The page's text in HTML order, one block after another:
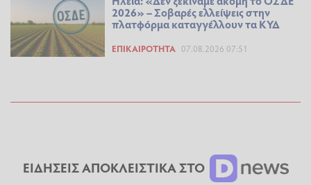
2026» – Σοβαρές ελλείψεις στην
πλατφόρμα καταγγέλλουν τα ΚΥΔ
ΕΠΙΚΑΙΡΌΤΗΤΑ 07.08.2026 07:51
ΕΙΔΗΣΕΙΣ ΑΠΟΚΛΕΙΣΤΙΚΑ ΣΤΟ